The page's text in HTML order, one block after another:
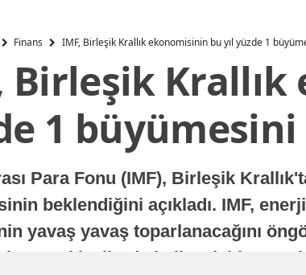
Finans IMF, Birleşik Krallık ekonomisinin bu yıl yüzde 1
Birleşik
1
Para Fonu (IMF), Birleşik
beklendiğini açıkladı. IMF,
yavaş yavaş toparlanacağını
sonraki yıllarda istikrarlı bir